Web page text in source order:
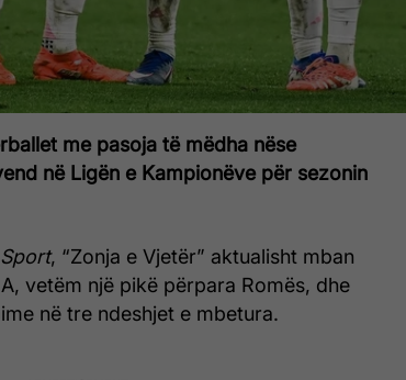
me pasoja të mëdha nëse
në Ligën e Kampionëve për sezonin
, “Zonja e Vjetër” aktualisht mban
vetëm një pikë përpara Romës, dhe
në tre ndeshjet e mbetura.